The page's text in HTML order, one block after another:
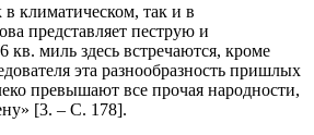
климатическом, так и в
представляет пеструю и
миль здесь встречаются, кроме
эта разнообразность пришлых
пре­вышают все прочая народности,
[3. – С. 178].